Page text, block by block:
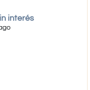
interés